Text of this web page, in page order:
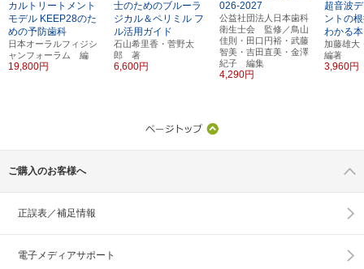
カルトリートメント
モデル KEEP28のた
めの予防歯科
日本オーラルフィジシ
ャンフォーラム 編
19,800円
士のためのブルーラ
ジカル＆ペリミル フ
ル活用ガイド
石山希里香・菅野太
郎 著
6,600円
026-2027
公益社団法人日本歯科
衛生士会 監修／鳥山
佳則・田口円裕・武藤
智美・吉田直美・金澤
紀子 編集
4,290円
超音波
ントの
わかる本
加藤雄
編著
3,960円
ご購入のお客様へ
正誤表／補足情報
電子メディアサポート